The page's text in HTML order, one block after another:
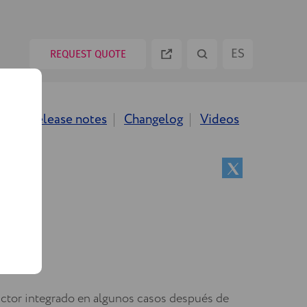
REQUEST QUOTE ES
RU
Release notes Changelog Videos
integrado en algunos casos después de